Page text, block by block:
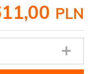
00 PLN